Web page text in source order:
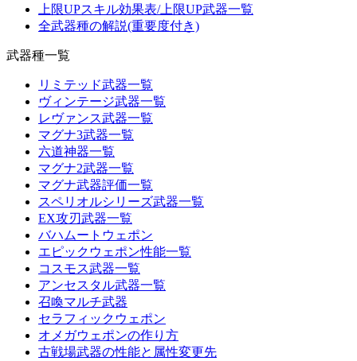
上限UPスキル効果表/上限UP武器一覧
全武器種の解説(重要度付き)
武器種一覧
リミテッド武器一覧
ヴィンテージ武器一覧
レヴァンス武器一覧
マグナ3武器一覧
六道神器一覧
マグナ2武器一覧
マグナ武器評価一覧
スペリオルシリーズ武器一覧
EX攻刃武器一覧
バハムートウェポン
エピックウェポン性能一覧
コスモス武器一覧
アンセスタル武器一覧
召喚マルチ武器
セラフィックウェポン
オメガウェポンの作り方
古戦場武器の性能と属性変更先